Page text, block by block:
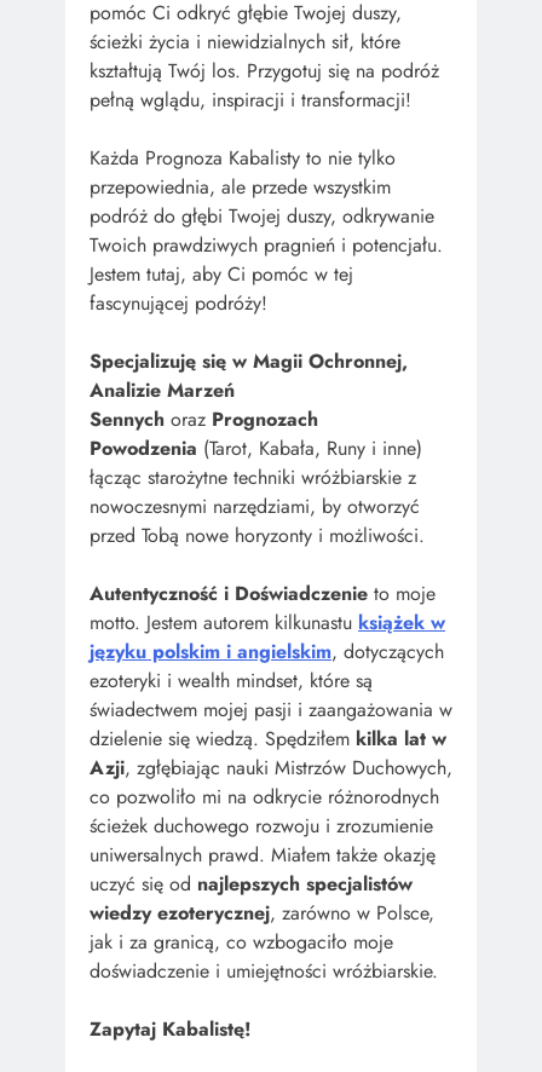
pomóc Ci odkryć głębie Twojej duszy,
ścieżki życia i niewidzialnych sił, które
kształtują Twój los. Przygotuj się na podróż
pełną wglądu, inspiracji i transformacji!
Każda Prognoza Kabalisty to nie tylko
przepowiednia, ale przede wszystkim
podróż do głębi Twojej duszy, odkrywanie
Twoich prawdziwych pragnień i potencjału.
Jestem tutaj, aby Ci pomóc w tej
fascynującej podróży!
Specjalizuję się w Magii Ochronnej,
Analizie Marzeń
Sennych oraz Prognozach
Powodzenia (Tarot, Kabała, Runy i inne)
łącząc starożytne techniki wróżbiarskie z
nowoczesnymi narzędziami, by otworzyć
przed Tobą nowe horyzonty i możliwości.
Autentyczność i Doświadczenie to moje
motto. Jestem autorem kilkunastu książek w
języku polskim i angielskim, dotyczących
ezoteryki i wealth mindset, które są
świadectwem mojej pasji i zaangażowania w
dzielenie się wiedzą. Spędziłem kilka lat w
Azji, zgłębiając nauki Mistrzów Duchowych,
co pozwoliło mi na odkrycie różnorodnych
ścieżek duchowego rozwoju i zrozumienie
uniwersalnych prawd. Miałem także okazję
uczyć się od najlepszych specjalistów
wiedzy ezoterycznej, zarówno w Polsce,
jak i za granicą, co wzbogaciło moje
doświadczenie i umiejętności wróżbiarskie.
Zapytaj Kabalistę!